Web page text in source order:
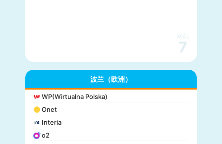
网站
7
波兰（欧洲）
WP(Wirtualna Polska)
Onet
Interia
o2